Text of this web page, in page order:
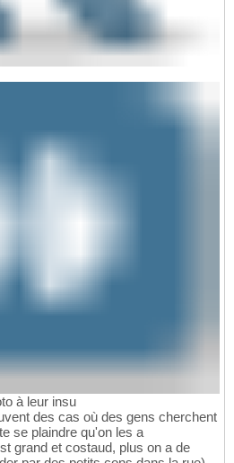
à leur insu
des cas où des gens cherchent
se plaindre qu'on les a
grand et costaud, plus on a de